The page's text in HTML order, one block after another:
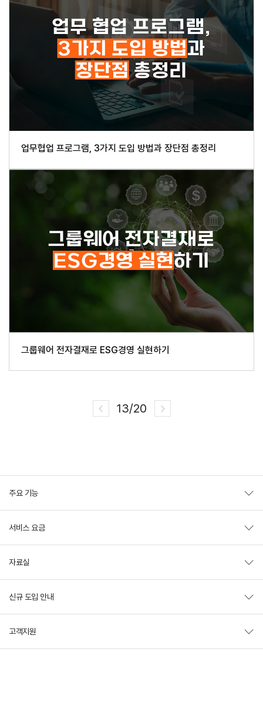
업무협업 프로그램, 3가지 도입 방법과 장단점 총정리
그룹웨어 전자결재로 ESG경영 실현하기
13/20
주요 기능
서비스 요금
자료실
신규 도입 안내
고객지원